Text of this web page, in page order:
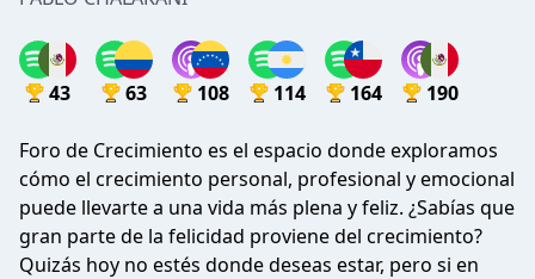
43 63 108 114 164 190
Foro de Crecimiento es el espacio donde exploramos
cómo el crecimiento personal, profesional y emocional
puede llevarte a una vida más plena y feliz. ¿Sabías que
gran parte de la felicidad proviene del crecimiento?
Quizás hoy no estés donde deseas estar, pero si en